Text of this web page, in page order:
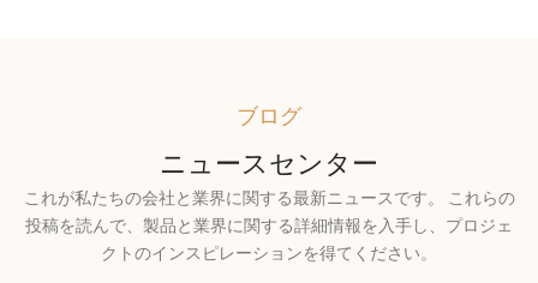
ブログ
ニュースセンター
これが私たちの会社と業界に関する最新ニュースです。 これらの
投稿を読んで、製品と業界に関する詳細情報を入手し、プロジェ
クトのインスピレーションを得てください。